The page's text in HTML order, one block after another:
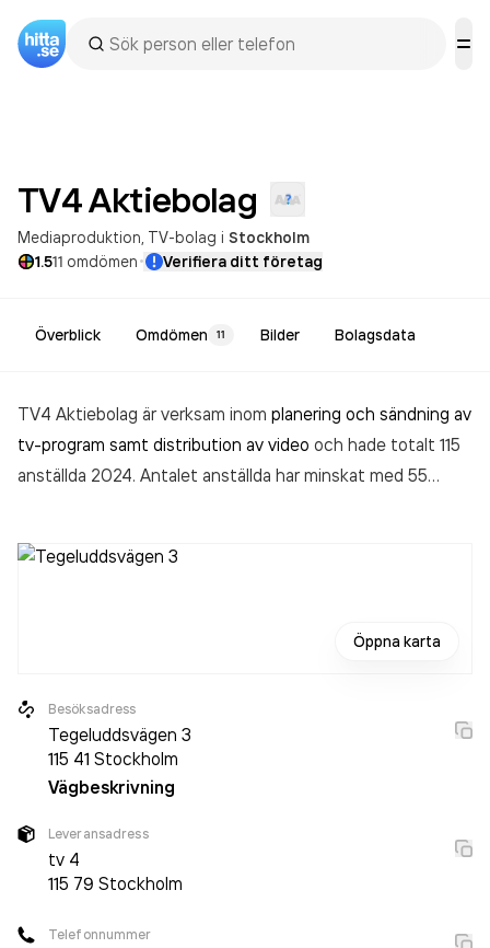
TV4Aktiebolag
Mediaproduktion TV-bolag i Stockholm
1.511 omdömen· Verifiera ditt företag
Överblick Omdömen 11 Bilder Bolagsdata
TV4 Aktiebolag är verksam inom planering och sändning av
tv-program samt distribution av video och hade totalt 115
anställda 2024. Antalet anställda har minskat med 55
1984. TV4 Aktiebolag
Öppna karta
Besöksadress
Tegeluddsvägen 3
115 41 Stockholm
Vägbeskrivning
Leveransadress
tv 4
115 79 Stockholm
Telefonnummer